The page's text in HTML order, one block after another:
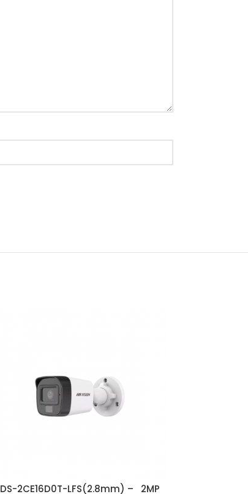
DS-2CE16D0T-LFS(2.8mm) – 2MP